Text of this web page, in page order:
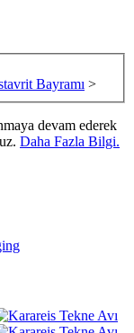
Bayramı >
devam ederek
Daha Fazla Bilgi.